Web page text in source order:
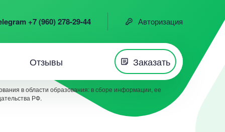
+7 (960) 278-29-44 Авторизация
Отзывы Заказать
в области образования: в сборе информации, ее
РФ.